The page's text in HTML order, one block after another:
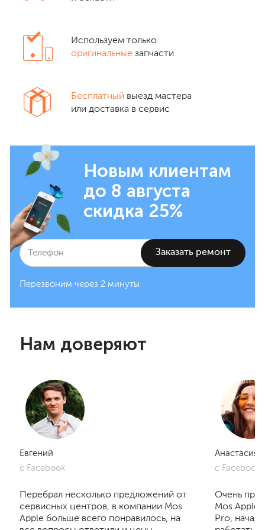
Используем только
оригинальные запчасти
Бесплатный выезд мастера
или доставка в сервис
Новым клиентам
до 8 августа
скидка 25%
Перезвоним через 2 минуты
Нам доверяют
Евгений
с Facebook
Перебрал несколько предложений от
сервисных центров, в компании Mos
Apple больше всего понравилось, на
Анастасия
с Facebook
Очень
Mos
Pro, начал